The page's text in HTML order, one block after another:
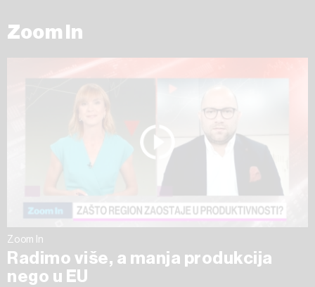
Zoom In
Zoom In
Radimo više, a manja produkcija
nego u EU